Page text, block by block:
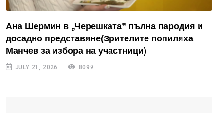
Ана Шермин в „Черешката” пълна пародия и
досадно представяне(Зрителите попиляха
Манчев за избора на участници)
JULY 21, 2026 8099